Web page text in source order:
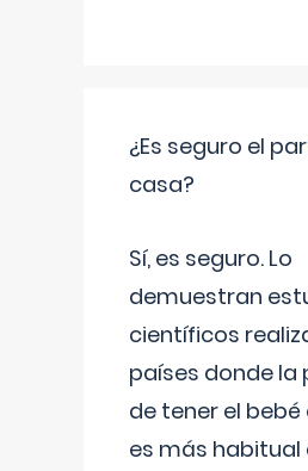
¿Es seguro el
casa?
Sí, es seguro. Lo
demuestran
científicos
países donde la
de tener el bebé
es más